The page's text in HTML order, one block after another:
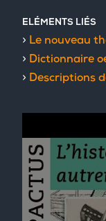
ELÉMENTS LIÉS
Le nouveau
Dictionnaire oeconomique :
Descriptions des arts et métiers